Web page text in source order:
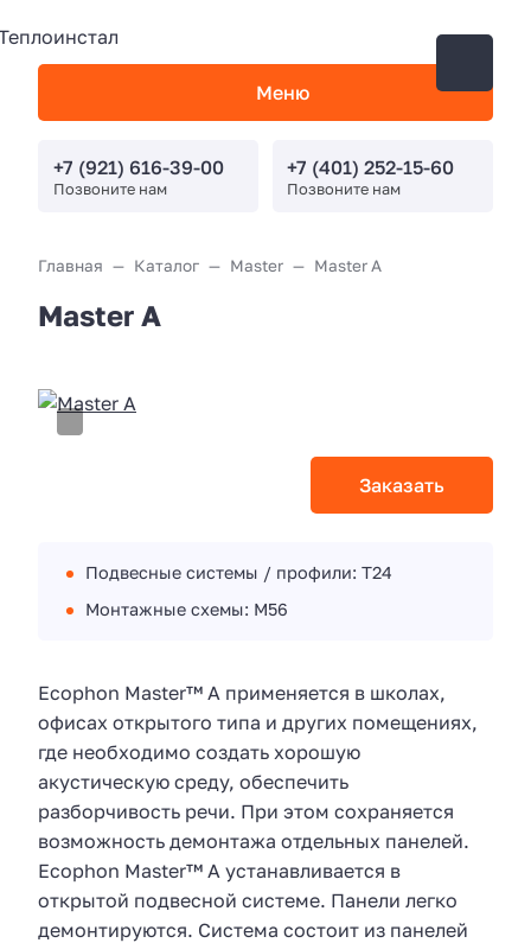
Меню
+7 (921) 616-39-00
Позвоните нам
+7 (401) 252-15-60
Позвоните нам
Главная Каталог Master Master A
Master A
Заказать
Подвесные системы / профили: T24
Монтажные схемы: M56
Ecophon Master™ A применяется в школах,
офисах открытого типа и других помещениях,
где необходимо создать хорошую
акустическую среду, обеспечить
разборчивость речи. При этом сохраняется
возможность демонтажа отдельных панелей.
Ecophon Master™ A устанавливается в
открытой подвесной системе. Панели легко
демонтируются. Система состоит из панелей